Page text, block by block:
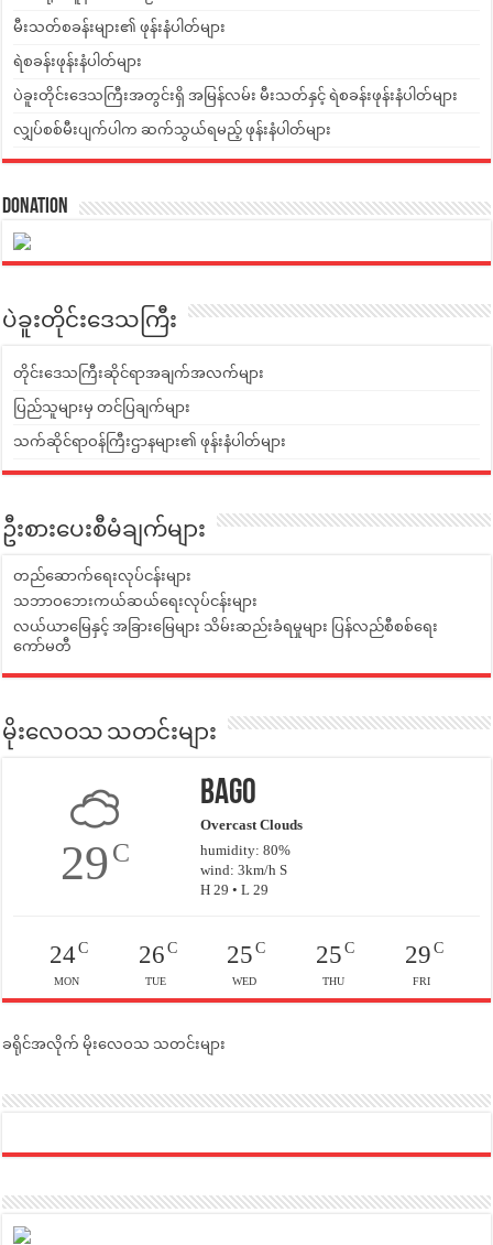
မီးသတ်စခန်းများ၏ ဖုန်းနံပါတ်များ
ရဲစခန်းဖုန်းနံပါတ်များ
ပဲခူးတိုင်းဒေသကြီးအတွင်းရှိ အမြန်လမ်း မီးသတ်နှင့် ရဲစခန်းဖုန်းနံပါတ်များ
လျှပ်စစ်မီးပျက်ပါက ဆက်သွယ်ရမည့် ဖုန်းနံပါတ်များ
Donation
ပဲခူးတိုင်းဒေသကြီး
တိုင်းဒေသကြီးဆိုင်ရာအချက်အလက်များ
ပြည်သူများမှ တင်ပြချက်များ
သက်ဆိုင်ရာဝန်ကြီးဌာနများ၏ ဖုန်းနံပါတ်များ
ဦးစားပေးစီမံချက်များ
တည်ဆောက်ရေးလုပ်ငန်းများ
သဘာဝဘေးကယ်ဆယ်ရေးလုပ်ငန်းများ
လယ်ယာမြေနှင့် အခြားမြေများ သိမ်းဆည်းခံရမှုများ ပြန်လည်စီစစ်ရေး
ကော်မတီ
မိုးလေဝသ သတင်းများ
29C
Bago
Overcast Clouds
humidity: 80%
wind: 3km/h S
H 29 • L 29
24C
MON
26C
TUE
25 C
WED
25C
THU
29C
FRI
ခရိုင်အလိုက် မိုးလေဝသ သတင်းများ